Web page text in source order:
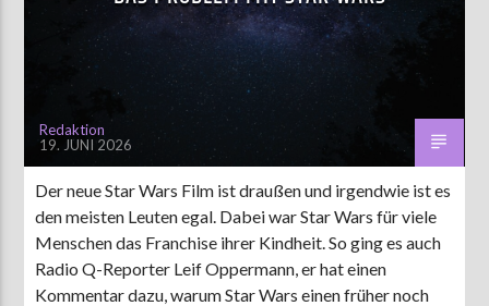
AKTUELLE SENDUNG
MOEBIUS
00:00
ZU HÖREN IN Münster 90,9 MHzSteinfurt103,9 MHz
Redaktion
19. JUNI 2026
Der neue Star Wars Film ist draußen und irgendwie ist es
den meisten Leuten egal. Dabei war Star Wars für viele
Menschen das Franchise ihrer Kindheit. So ging es auch
Radio Q-Reporter Leif Oppermann, er hat einen
Kommentar dazu, warum Star Wars einen früher noch